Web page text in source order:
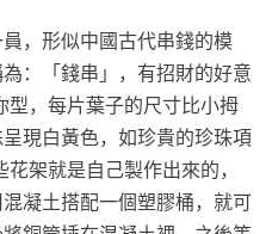
，形似中國古代串錢的模
：「錢串」，有招財的好意
，每片葉子的尺寸比小拇
現白黃色，如珍貴的珍珠項
架就是自己製作出來的，
凝土搭配一個塑膠桶，就可